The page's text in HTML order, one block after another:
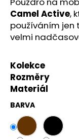
Camel Active,
používáním jen
velmi
Kolekce
Rozměry
Materiál
BARVA
D
o
p
r
č